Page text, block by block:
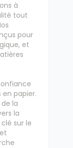
à
tout
pour
et
en papier.
la
la
sur le